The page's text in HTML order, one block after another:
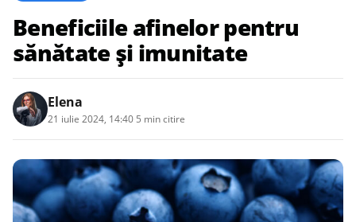
Beneficiile afinelor pentru
sănătate și imunitate
Elena
21 iulie 2024, 14:40 5 min citire